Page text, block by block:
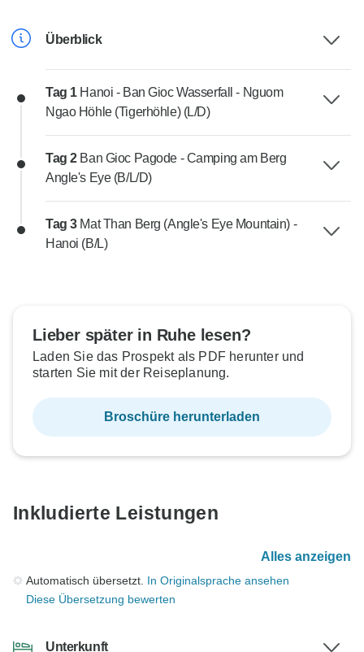
Überblick
Tag 1 Hanoi - Ban Gioc Wasserfall - Nguom
Ngao Höhle (Tigerhöhle) (L/D)
Tag 2 Ban Gioc Pagode - Camping am Berg
Angle's Eye (B/L/D)
Tag 3 Mat Than Berg (Angle's Eye Mountain) -
Hanoi (B/L)
Lieber später in Ruhe lesen?
Laden Sie das Prospekt als PDF herunter und
starten Sie mit der Reiseplanung.
Broschüre herunterladen
Inkludierte Leistungen
Alles anzeigen
Automatisch übersetzt. In Originalsprache ansehen
Diese Übersetzung bewerten
Unterkunft